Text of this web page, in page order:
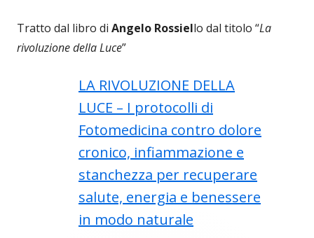
Tratto dal libro di Angelo Rossiello dal titolo “La
rivoluzione della Luce”
LA RIVOLUZIONE DELLA
LUCE – I protocolli di
Fotomedicina contro dolore
cronico, infiammazione e
stanchezza per recuperare
salute, energia e benessere
in modo naturale